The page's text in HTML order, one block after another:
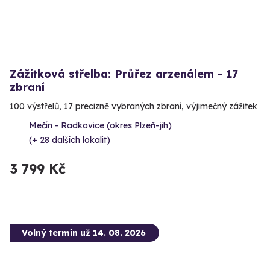
Zážitková střelba: Průřez arzenálem - 17
zbraní
100 výstřelů, 17 precizně vybraných zbraní, výjimečný zážitek
Mečín - Radkovice (okres Plzeň-jih)
(+ 28 dalších lokalit)
3 799 Kč
Volný termín už 14. 08. 2026